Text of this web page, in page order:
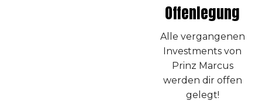
Offenlegung
Alle vergangenen
Investments von
Prinz Marcus
werden dir offen
gelegt!